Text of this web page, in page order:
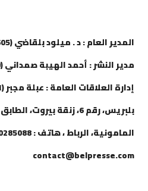
المدير العام : د . ميلود بلقاضي (0661100605)
مدير النشر : أحمد الهيبة صمداني (0659506080)
إدارة العلاقات العامة : عبلة مجبر (0707315941)
contact@belpresse.com